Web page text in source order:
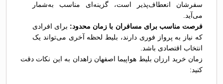
سفرشان انعطاف‌پذیر است، گزینه‌ای مناسب به‌شمار
می‌آید.
فرصت مناسب برای مسافران با زمان محدود: برای افرادی
که نیاز به پرواز فوری دارند، بلیط لحظه آخری می‌تواند یک
انتخاب اقتصادی باشد.
زمان خرید ارزان بلیط هواپیما اصفهان زاهدان به این نکات دقت
کنید: